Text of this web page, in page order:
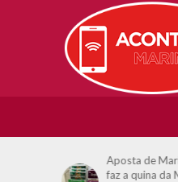
Aposta de
faz a quina da